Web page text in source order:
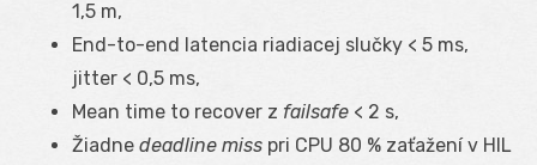
1,5 m,
End-to-end latencia riadiacej slučky < 5 ms,
jitter < 0,5 ms,
Mean time to recover z failsafe < 2 s,
Žiadne deadline miss pri CPU 80 % zaťažení v HIL